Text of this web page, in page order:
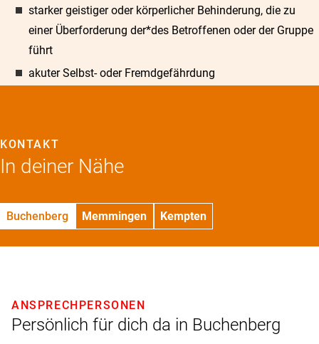
starker geistiger oder körperlicher Behinderung, die zu
einer Überforderung der*des Betroffenen oder der Gruppe
führt
akuter Selbst- oder Fremdgefährdung
In deiner Nähe
KONTAKT
Buchenberg Memmingen Kempten
Persönlich für dich da in Buchenberg
ANSPRECHPERSONEN